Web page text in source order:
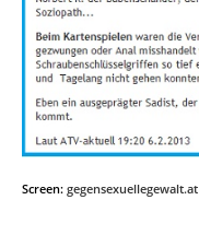
Screen: gegensexuellegewalt.at